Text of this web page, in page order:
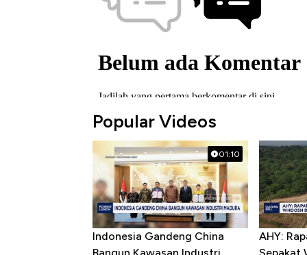
Popular Videos
01:10
Indonesia Gandeng China
AHY: